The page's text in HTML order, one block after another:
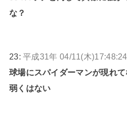
な？
23:平成31年 04/11(木)17:48:24
球場にスパイダーマンが現れ
弱くはない